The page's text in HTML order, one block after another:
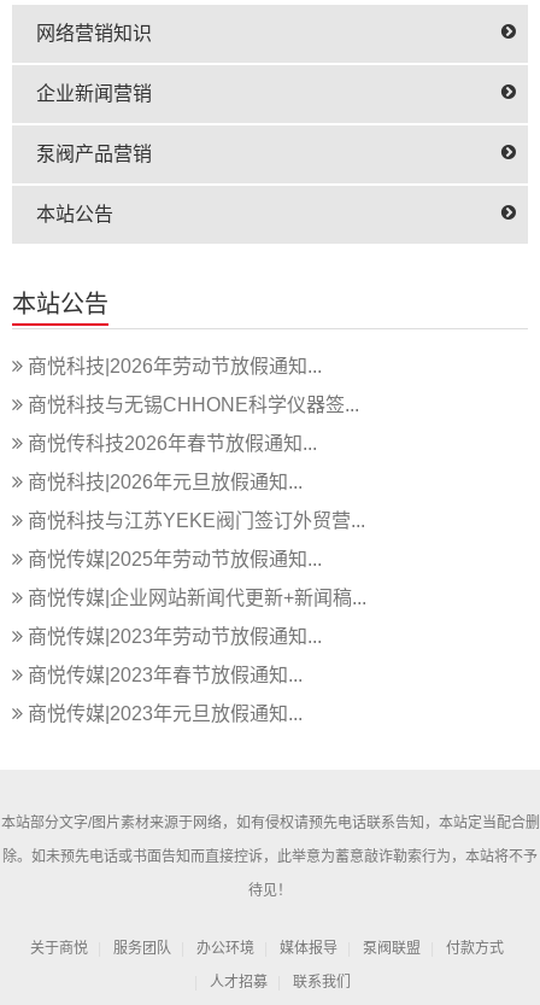
网络营销知识
企业新闻营销
泵阀产品营销
本站公告
本站公告
商悦科技|2026年劳动节放假通知...
商悦科技与无锡CHHONE科学仪器签...
商悦传科技2026年春节放假通知...
商悦科技|2026年元旦放假通知...
商悦科技与江苏YEKE阀门签订外贸营...
商悦传媒|2025年劳动节放假通知...
商悦传媒|企业网站新闻代更新+新闻稿...
商悦传媒|2023年劳动节放假通知...
商悦传媒|2023年春节放假通知...
商悦传媒|2023年元旦放假通知...
本站部分文字/图片素材来源于网络，如有侵权请预先电话联系告知，本站定当配合删
除。如未预先电话或书面告知而直接控诉，此举意为蓄意敲诈勒索行为，本站将不予
待见！
关于商悦 服务团队 办公环境 媒体报导 泵阀联盟
付款方式
人才招募
联系我们